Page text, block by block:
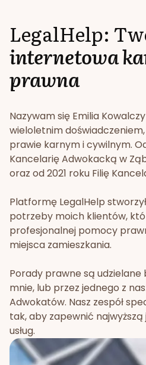
LegalHelp:
internetowa
prawna
Nazywam się Emilia
wieloletnim
prawie karnym i cywilnym.
Kancelarię Adwokacką w
oraz od 2021 roku Filię
Platformę LegalHelp
potrzeby moich klientów,
profesjonalnej pomocy
miejsca zamieszkania.
Porady prawne są
mnie, lub przez jednego z
Adwokatów. Nasz zespół
tak, aby zapewnić
usług.